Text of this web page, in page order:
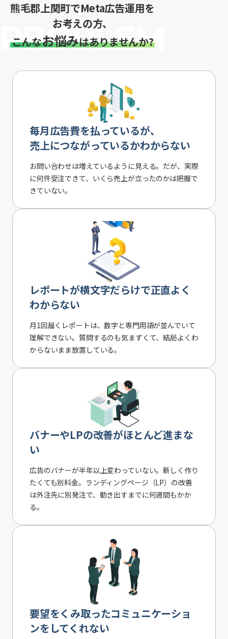
熊毛郡上関町でMeta広告運用を
お考えの方、
こんなお悩みはありませんか?
毎月広告費を払っているが、
売上につながっているかわからない
お問い合わせは増えているように見える。だが、実際
に何件受注できて、いくら売上が立ったのかは把握で
きていない。
レポートが横文字だらけで正直よく
わからない
月1回届くレポートは、数字と専門用語が並んでいて
理解できない。質問するのも気まずくて、結局よくわ
からないまま放置している。
バナーやLPの改善がほとんど進まな
い
広告のバナーが半年以上変わっていない。新しく作り
たくても別料金。ランディングページ（LP）の改善
は外注先に別発注で、動き出すまでに何週間もかか
る。
要望をくみ取ったコミュニケーショ
ンをしてくれない